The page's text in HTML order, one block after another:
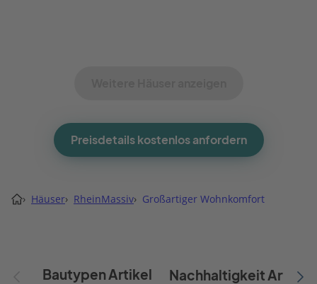
Preisdetails kostenlos anfordern
› Häuser› RheinMassiv› Großartiger Wohnkomfort
Bautypen Artikel Nachhaltigkeit Artikel